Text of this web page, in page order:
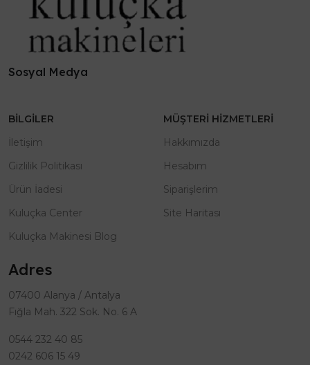
Sosyal Medya
BILGILER
İletişim
Gizlilik Politikası
Ürün İadesi
Kuluçka Center
Kuluçka Makinesi Blog
MÜŞTERI HIZMETLERI
Hakkımızda
Hesabım
Siparişlerim
Site Haritası
Adres
07400 Alanya / Antalya
Fığla Mah. 322 Sok. No. 6 A
0544 232 40 85
0242 606 15 49